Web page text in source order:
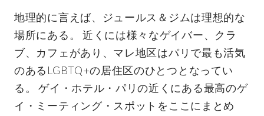
地理的に言えば、ジュールス＆ジムは理想的な
場所にある。 近くには様々なゲイバー、クラ
ブ、カフェがあり、マレ地区はパリで最も活気
のあるLGBTQ+の居住区のひとつとなってい
る。 ゲイ・ホテル・パリの近くにある最高のゲ
イ・ミーティング・スポットをここにまとめ